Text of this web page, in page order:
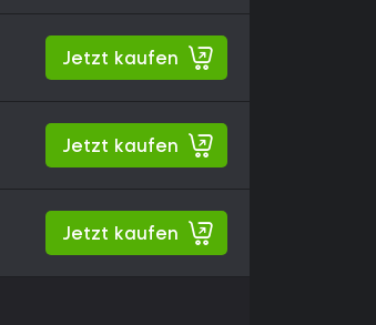
Jetzt kaufen
Jetzt kaufen
Jetzt kaufen